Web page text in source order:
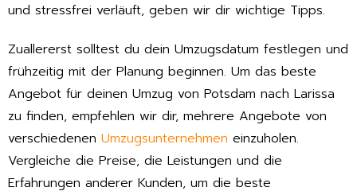
und stressfrei verläuft, geben wir dir wichtige Tipps.
Zuallererst solltest du dein Umzugsdatum festlegen und
frühzeitig mit der Planung beginnen. Um das beste
Angebot für deinen Umzug von Potsdam nach Larissa
zu finden, empfehlen wir dir, mehrere Angebote von
verschiedenen Umzugsunternehmen einzuholen.
Vergleiche die Preise, die Leistungen und die
Erfahrungen anderer Kunden, um die beste